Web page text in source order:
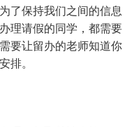
了保持我们之间的信息
理请假的同学，都需要
要让留办的老师知道你
排。